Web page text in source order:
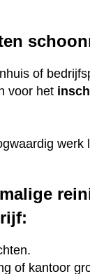
of
voor het
of kantoor